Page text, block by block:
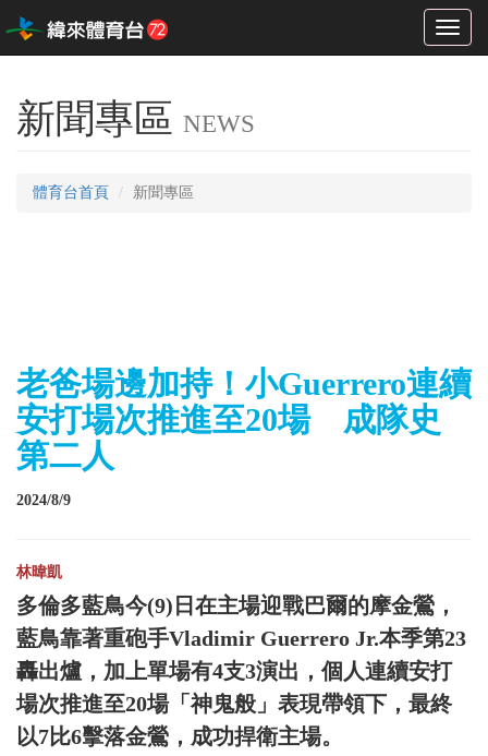
Toggle
新聞專區 NEWS
體育台首頁 新聞專區
老爸場邊加持！小Guerrero連續
安打場次推進至20場 成隊史
第二人
2024/8/9
林暐凱
多倫多藍鳥今(9)日在主場迎戰巴爾的摩金鶯，
藍鳥靠著重砲手Vladimir Guerrero Jr.本季第23
轟出爐，加上單場有4支3演出，個人連續安打
場次推進至20場「神鬼般」表現帶領下，最終
以7比6擊落金鶯，成功捍衛主場。